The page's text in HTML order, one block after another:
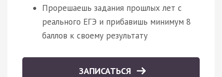
Прорешаешь задания прошлых лет с
реального ЕГЭ и прибавишь минимум 8
баллов к своему результату
ЗАПИСАТЬСЯ